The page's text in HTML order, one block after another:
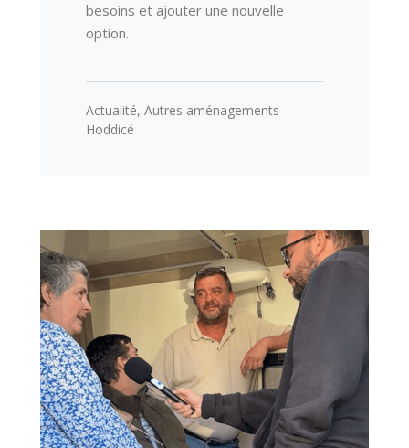
besoins et ajouter une nouvelle
option.
Actualité, Autres aménagements
Hoddicé